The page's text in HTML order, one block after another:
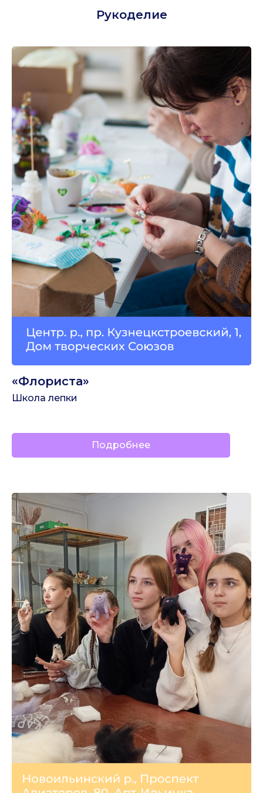
Рукоделие
«Флориста»
Школа лепки
Подробнее